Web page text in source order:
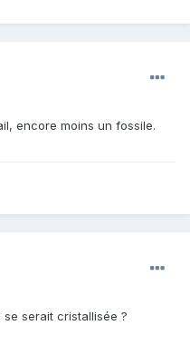
encore moins un fossile.
serait cristallisée ?